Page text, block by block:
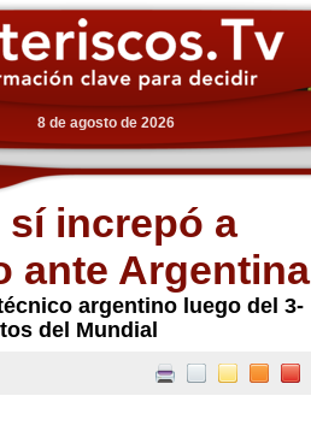
8 de agosto de 2026
sí increpó a
ante Argentina
argentino luego del 3-
del Mundial